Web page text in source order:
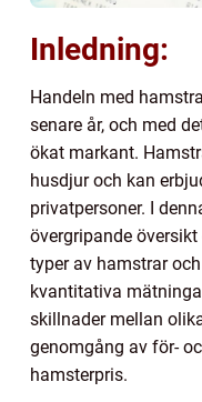
Inledning:
Handeln med
senare år, och med
ökat markant.
husdjur och kan
privatpersoner. I
övergripande
typer av hamstrar
kvantitativa
skillnader mellan
genomgång av för-
hamsterpris.